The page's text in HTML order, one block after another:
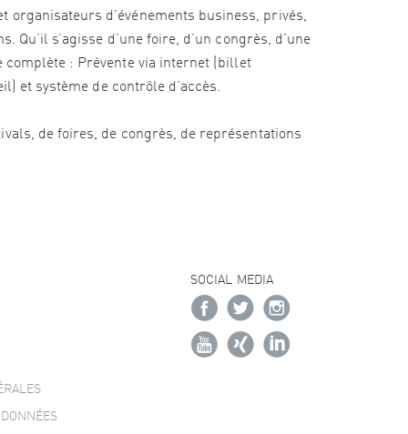
organisateurs d’événements business, privés,
s’agisse d’une foire, d’un congrès, d’une
complète : Prévente via internet (billet
et système de contrôle d’accès.
de foires, de congrès, de représentations
SOCIAL MEDIA